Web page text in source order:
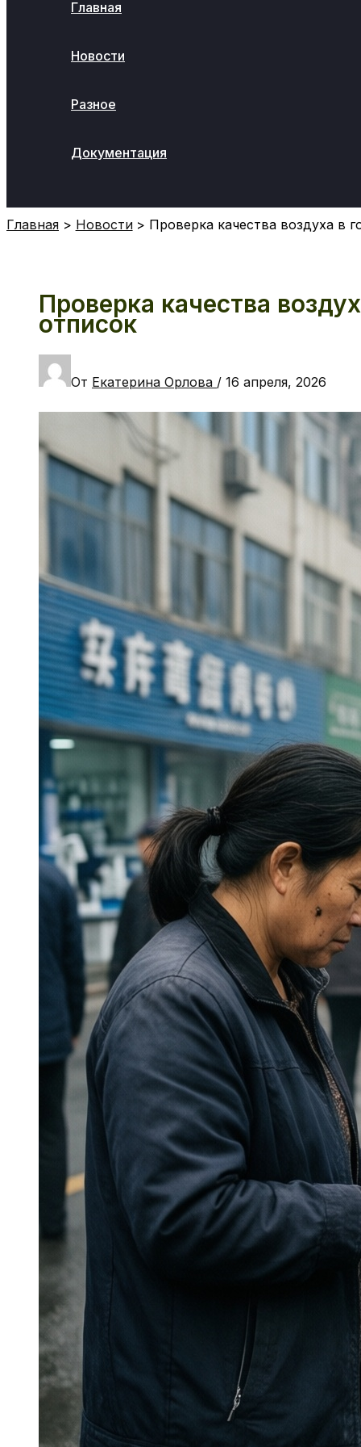
Главная
Новости
Разное
Документация
Главная Новости Проверка качества воздуха в
Проверка качества
отписок
От Екатерина Орлова / 16 апреля, 2026